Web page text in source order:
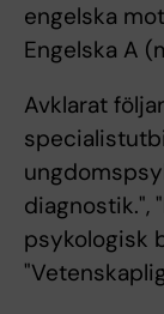
engelska
Engelska A
Avklarat
diagnostik.",
psykologisk